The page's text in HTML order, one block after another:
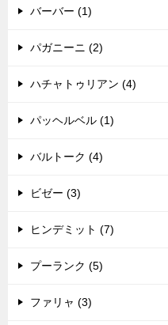
バーバー (1)
パガニーニ (2)
ハチャトゥリアン (4)
パッヘルベル (1)
バルトーク (4)
ビゼー (3)
ヒンデミット (7)
プーランク (5)
ファリャ (3)